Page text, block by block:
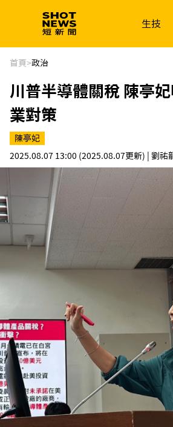
生技
生技 政治
新南向 體育
首頁>政治
川普半導體關稅 陳亭
業對策
陳亭妃
2025.08.07 13:00 (2025.08.07更新) | 劉祐